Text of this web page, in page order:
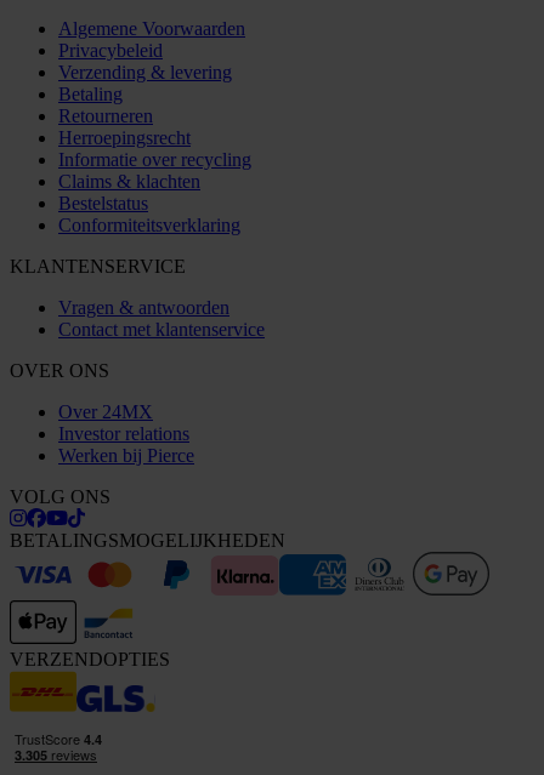
Algemene Voorwaarden
Privacybeleid
Verzending & levering
Betaling
Retourneren
Herroepingsrecht
Informatie over recycling
Claims & klachten
Bestelstatus
Conformiteitsverklaring
KLANTENSERVICE
Vragen & antwoorden
Contact met klantenservice
OVER ONS
Over 24MX
Investor relations
Werken bij Pierce
VOLG ONS
BETALINGSMOGELIJKHEDEN
VERZENDOPTIES